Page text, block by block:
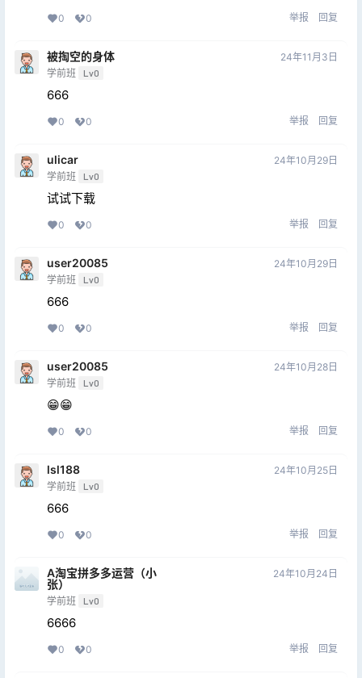
0 0 举报 回复
被掏空的身体
学前班 Lv0
24年11月3日
666
0 0 举报 回复
ulicar
学前班 Lv0
24年10月29日
试试下载
0 0 举报 回复
user20085
学前班 Lv0
24年10月29日
666
0 0 举报 回复
user20085
学前班 Lv0
24年10月28日
😁😁
0 0 举报 回复
lsl188
学前班 Lv0
24年10月25日
666
0 0 举报 回复
A淘宝拼多多运营（小
张）
学前班 Lv0
24年10月24日
6666
0 0 举报 回复